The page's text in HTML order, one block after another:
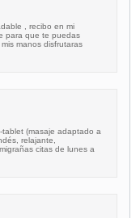
, recibo en mi
para que te puedas
manos disfrutaras
(masaje adaptado a
relajante,
citas de lunes a